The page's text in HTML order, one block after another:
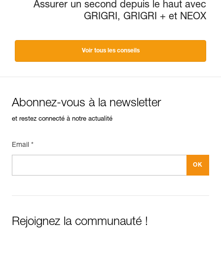
Assurer un second depuis le haut avec
GRIGRI, GRIGRI + et NEOX
Voir tous les conseils
Abonnez-vous à la newsletter
et restez connecté à notre actualité
Email *
Rejoignez la communauté !